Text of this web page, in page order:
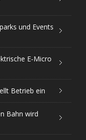
und Events
E-Micro
Betrieb ein
Bahn wird